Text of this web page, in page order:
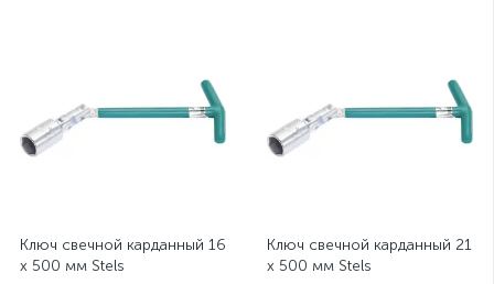
Ключ свечной карданный 16
х 500 мм Stels
Ключ свечной карданный 21
х 500 мм Stels